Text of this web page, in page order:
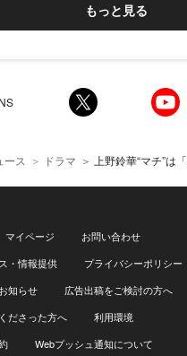
もっと見る
ース ドラマ 上野鈴華“マチ”は「現場を明るくしてくれる
マイページ
お問い合わせ
・情報提供
プライバシーポリシー
知らせ
広告出稿をご検討の方へ
ださった方へ
利用環境
Webプッシュ通知について